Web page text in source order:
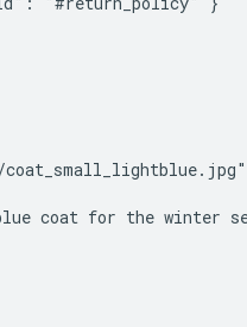
coat for the winter